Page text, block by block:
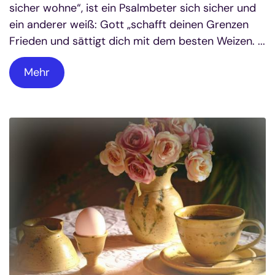
sicher wohne“, ist ein Psalmbeter sich sicher und
ein anderer weiß: Gott „schafft deinen Grenzen
Frieden und sättigt dich mit dem besten Weizen. ...
Mehr